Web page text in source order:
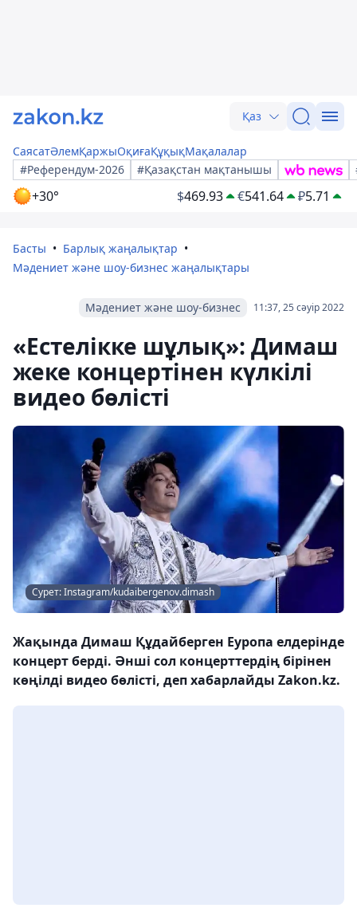
Қаз
СаясатӘлемҚаржыОқиғаҚұқықМақалалар
#Референдум-2026
#Қазақстан мақтанышы
+30° $469.93 €541.64 ₽5.71
Басты
Барлық жаңалықтар
Мәдениет және шоу-бизнес жаңалықтары
11:37, 25 сәуір 2022
Мәдениет және шоу-бизнес
«Естелікке шұлық»: Димаш
жеке концертінен күлкілі
видео бөлісті
Сурет: Instagram/kudaibergenov.dimash
Жақында Димаш Құдайберген Еуропа елдерінде
концерт берді. Әнші сол концерттердің бірінен
көңілді видео бөлісті, деп хабарлайды Zakon.kz.